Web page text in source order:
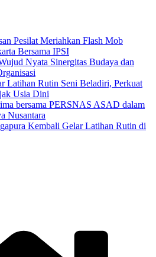
Pesilat Meriahkan Flash Mob
Bersama IPSI
Nyata Sinergitas Budaya dan
Latihan Rutin Seni Beladiri, Perkuat
Usia Dini
bersama PERSNAS ASAD dalam
Nusantara
Kembali Gelar Latihan Rutin di